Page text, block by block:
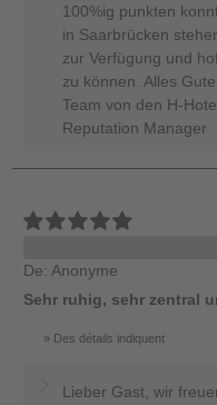
100%ig punkten
in Saarbrücken
zur Verfügung und
zu können. Alles
Team von den H-
Reputation Manager
De: Anonyme
Sehr ruhig, sehr zentral
Des détails indiquent
Lieber Gast, wir